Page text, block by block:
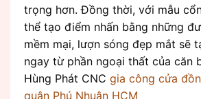
trọng hơn. Đồng thời, với mẫu
thể tạo điểm nhấn bằng những
mềm mại, lượn sóng đẹp mắt sẽ
ngay từ phần ngoại thất của căn
Hùng Phát CNC gia công cửa
quận Phú Nhuận HCM